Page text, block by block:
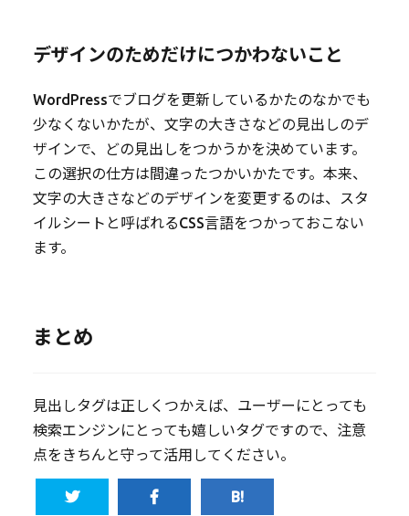
デザインのためだけにつかわないこと
WordPressでブログを更新しているかたのなかでも
少なくないかたが、文字の大きさなどの見出しのデ
ザインで、どの見出しをつかうかを決めています。
この選択の仕方は間違ったつかいかたです。本来、
文字の大きさなどのデザインを変更するのは、スタ
イルシートと呼ばれるCSS言語をつかっておこない
ます。
まとめ
見出しタグは正しくつかえば、ユーザーにとっても
検索エンジンにとっても嬉しいタグですので、注意
点をきちんと守って活用してください。